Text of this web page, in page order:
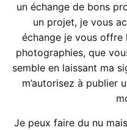
un échange de bons
un projet, je vous
échange je vous offre
photographies, que
semble en laissant ma
m’autorisez à publier
Je peux faire du nu